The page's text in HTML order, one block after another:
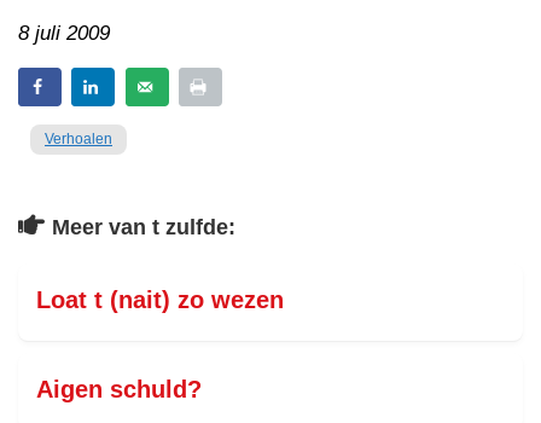
8 juli 2009
Verhoalen
Meer van t zulfde:
Loat t (nait) zo wezen
Aigen schuld?